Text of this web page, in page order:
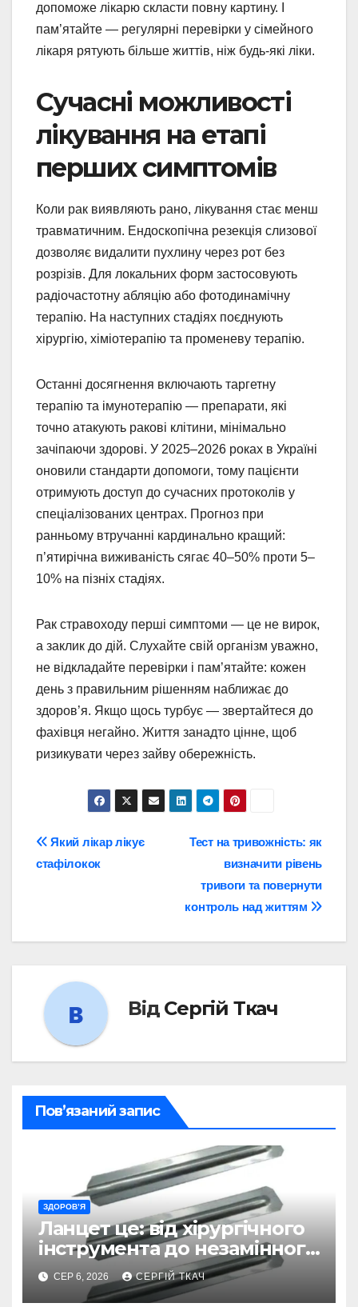
допоможе лікарю скласти повну картину. І
пам’ятайте — регулярні перевірки у сімейного
лікаря рятують більше життів, ніж будь-які ліки.
Сучасні можливості
лікування на етапі
перших симптомів
Коли рак виявляють рано, лікування стає менш
травматичним. Ендоскопічна резекція слизової
дозволяє видалити пухлину через рот без
розрізів. Для локальних форм застосовують
радіочастотну абляцію або фотодинамічну
терапію. На наступних стадіях поєднують
хірургію, хіміотерапію та променеву терапію.
Останні досягнення включають таргетну
терапію та імунотерапію — препарати, які
точно атакують ракові клітини, мінімально
зачіпаючи здорові. У 2025–2026 роках в Україні
оновили стандарти допомоги, тому пацієнти
отримують доступ до сучасних протоколів у
спеціалізованих центрах. Прогноз при
ранньому втручанні кардинально кращий:
п’ятирічна виживаність сягає 40–50% проти 5–
10% на пізніх стадіях.
Рак стравоходу перші симптоми — це не вирок,
а заклик до дій. Слухайте свій організм уважно,
не відкладайте перевірки і пам’ятайте: кожен
день з правильним рішенням наближає до
здоров’я. Якщо щось турбує — звертайтеся до
фахівця негайно. Життя занадто цінне, щоб
ризикувати через зайву обережність.
Навігація
записів
Тест на тривожність: як
визначити рівень
тривоги та повернути
контроль над життям
Який лікар лікує
стафілокок
Від Сергій Ткач
Пов’язаний запис
ЗДОРОВ’Я
Ланцет це: від хірургічного
інструмента до незамінного
помічника в діагностиці
СЕР 6, 2026 СЕРГІЙ ТКАЧ